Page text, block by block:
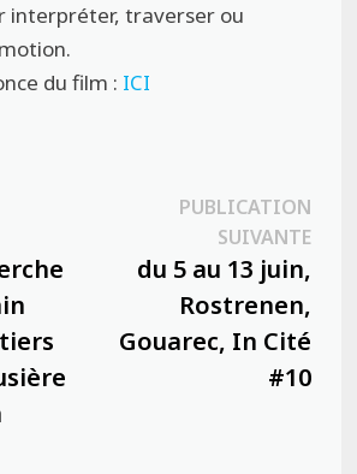
interpréter, traverser ou
du film : ICI
:
PUBLICATION
SUIVANTE
du 5 au 13 juin,
Rostrenen,
Gouarec, In Cité
#10